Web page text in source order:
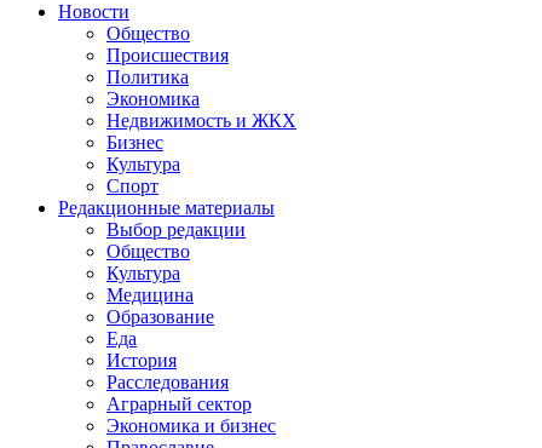
Новости
Общество
Происшествия
Политика
Экономика
Недвижимость и ЖКХ
Бизнес
Культура
Спорт
Редакционные материалы
Выбор редакции
Общество
Культура
Медицина
Образование
Еда
История
Расследования
Аграрный сектор
Экономика и бизнес